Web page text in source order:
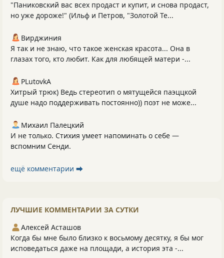
"Паниковский вас всех продаст и купит, и снова продаст,
но уже дороже!" (Ильф и Петров, "Золотой Те...
Вирджиния
Я так и не знаю, что такое женская красота... Она в
глазах того, кто любит. Как для любящей матери -...
PLutоvkА
Хитрый трюк) Ведь стереотип о мятущейся паэццкой
душе надо поддерживать постоянно)) поэт не може...
Михаил Палецкий
И не только. Стихия умеет напоминать о себе —
вспомним Сенди.
ещё комментарии ⮕
ЛУЧШИЕ КОММЕНТАРИИ ЗА СУТКИ
Алексей Асташов
Когда бы мне было близко к восьмому десятку, я бы мог
исповедаться даже на площади, а история эта -...